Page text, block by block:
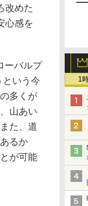
1
改めた
心感を
ーバルプ
という今
多くが
山あい
た、道
るか
が可能